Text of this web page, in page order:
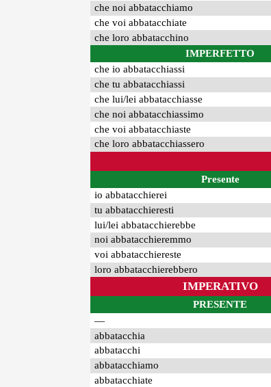
che noi abbatacchiamo
che voi abbatacchiate
che loro abbatacchino
IMPERFETTO
che io abbatacchiassi
che tu abbatacchiassi
che lui/lei abbatacchiasse
che noi abbatacchiassimo
che voi abbatacchiaste
che loro abbatacchiassero
Presente
io abbatacchierei
tu abbatacchieresti
lui/lei abbatacchierebbe
noi abbatacchieremmo
voi abbatacchiereste
loro abbatacchierebbero
IMPERATIVO
PRESENTE
—
abbatacchia
abbatacchi
abbatacchiamo
abbatacchiate